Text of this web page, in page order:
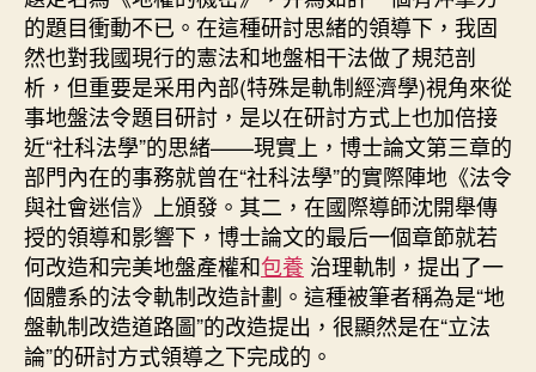
中
的題目衝動不已。在這種研討思緒的領導下，我固
然也對我國現行的憲法和地盤相干法做了規范剖
析，但重要是采用內部(特殊是軌制經濟學)視角來從
事地盤法令題目研討，是以在研討方式上也加倍接
近“社科法學”的思緒——現實上，博士論文第三章的
部門內在的事務就曾在“社科法學”的實際陣地《法令
與社會迷信》上頒發。其二，在國際導師沈開舉傳
授的領導和影響下，博士論文的最后一個章節就若
何改造和完美地盤產權和包養 治理軌制，提出了一
個體系的法令軌制改造計劃。這種被筆者稱為是“地
盤軌制改造道路圖”的改造提出，很顯然是在“立法
論”的研討方式領導之下完成的。